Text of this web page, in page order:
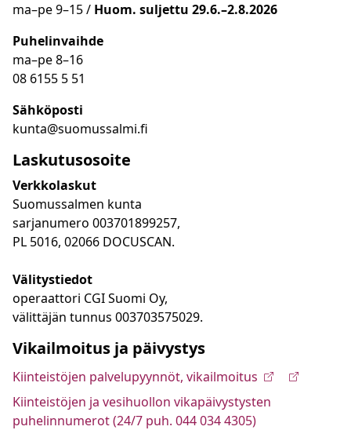
ma–pe 9–15 / Huom. suljettu 29.6.–2.8.2026
Puhelinvaihde
ma–pe 8–16
08 6155 5 51
Sähköposti
kunta@suomussalmi.fi
Laskutusosoite
Verkkolaskut
Suomussalmen kunta
sarjanumero 003701899257,
PL 5016, 02066 DOCUSCAN.
Välitystiedot
operaattori CGI Suomi Oy,
välittäjän tunnus 003703575029.
Vikailmoitus ja päivystys
Kiinteistöjen palvelupyynnöt, vikailmoitus
Kiinteistöjen ja vesihuollon vikapäivystysten
puhelinnumerot (24/7 puh. 044 034 4305)